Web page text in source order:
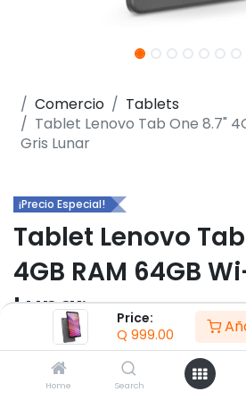
Price:
Q 999.00
Home Search
Comercio
Tablets
Tablet Lenovo Tab One 8.7"
Gris Lunar
¡Precio Especial!
Tablet Lenovo
4GB RAM 64GB
Lunar
(0 reseña)
- Pantalla 8,7" HD (1340 x 800),